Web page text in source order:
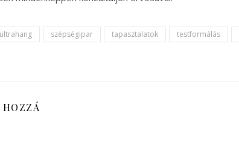
szépségipar tapasztalatok testformálás
HOZZÁ